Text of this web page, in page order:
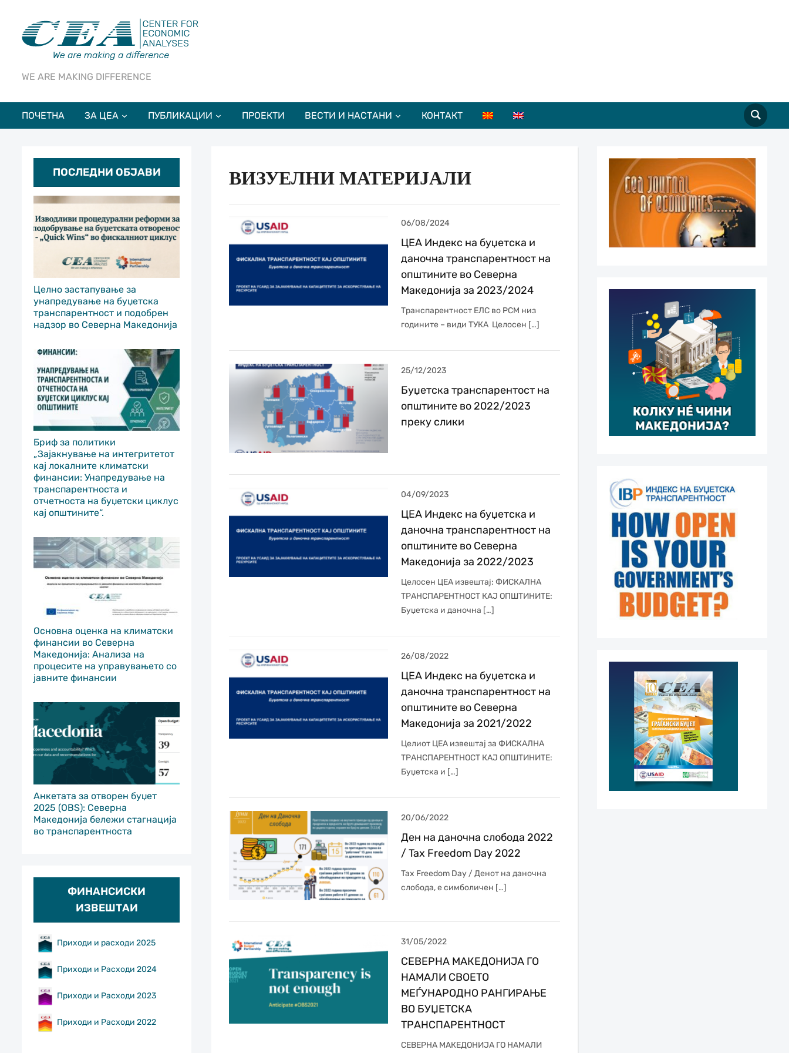
WE ARE MAKING DIFFERENCE
ПОЧЕТНА ЗА ЦЕА ПУБЛИКАЦИИ ПРОЕКТИ ВЕСТИ И НАСТАНИ КОНТАКТ
ПОСЛЕДНИ ОБЈАВИ
Целно застапување за
унапредување на буџетска
транспарентност и подобрен
надзор во Северна Македонија
Бриф за политики
„Зајакнување на интегритетот
кај локалните климатски
финансии: Унапредување на
транспарентноста и
отчетноста на буџетски циклус
кај општините“.
Основна оценка на климатски
финансии во Северна
Македонија: Анализа на
процесите на управувањето со
јавните финансии
Анкетата за отворен буџет
2025 (OBS): Северна
Македонија бележи стагнација
во транспарентноста
ФИНАНСИСКИ
ИЗВЕШТАИ
Приходи и расходи 2025
Приходи и Расходи 2024
Приходи и Расходи 2023
Приходи и Расходи 2022
ВИЗУЕЛНИ МАТЕРИЈАЛИ
06/08/2024
ЦЕА Индекс на буџетска и
даночна транспарентност на
општините во Северна
Македонија за 2023/2024
Транспарентност ЕЛС во РСМ низ
годините – види ТУКА Целосен […]
25/12/2023
Буџетска транспарентост на
општините во 2022/2023
преку слики
04/09/2023
ЦЕА Индекс на буџетска и
даночна транспарентност на
општините во Северна
Македонија за 2022/2023
Целосен ЦЕА извештај: ФИСКАЛНА
ТРАНСПАРЕНТНОСТ КАЈ ОПШТИНИТЕ:
Буџетска и даночна […]
26/08/2022
ЦЕА Индекс на буџетска и
даночна транспарентност на
општините во Северна
Македонија за 2021/2022
Целиот ЦЕА извештај за ФИСКАЛНА
ТРАНСПАРЕНТНОСТ КАЈ ОПШТИНИТЕ:
Буџетска и […]
20/06/2022
Ден на даночна слобода 2022
/ Tax Freedom Day 2022
Tax Freedom Day / Денот на даночна
слобода, е симболичен […]
31/05/2022
СЕВЕРНА МАКЕДОНИЈА ГО
НАМАЛИ СВОЕТО
МЕЃУНАРОДНО РАНГИРАЊЕ
ВО БУЏЕТСКА
ТРАНСПАРЕНТНОСТ
СЕВЕРНА МАКЕДОНИЈА ГО НАМАЛИ